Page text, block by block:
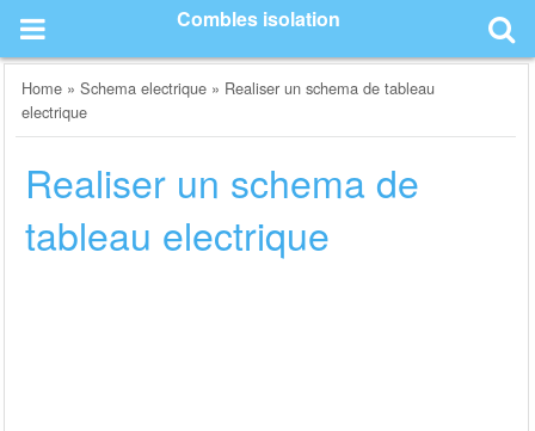
content
Combles isolation
Home »Schema electrique » Realiser un schema de tableau
electrique
Realiser un schema de
tableau electrique